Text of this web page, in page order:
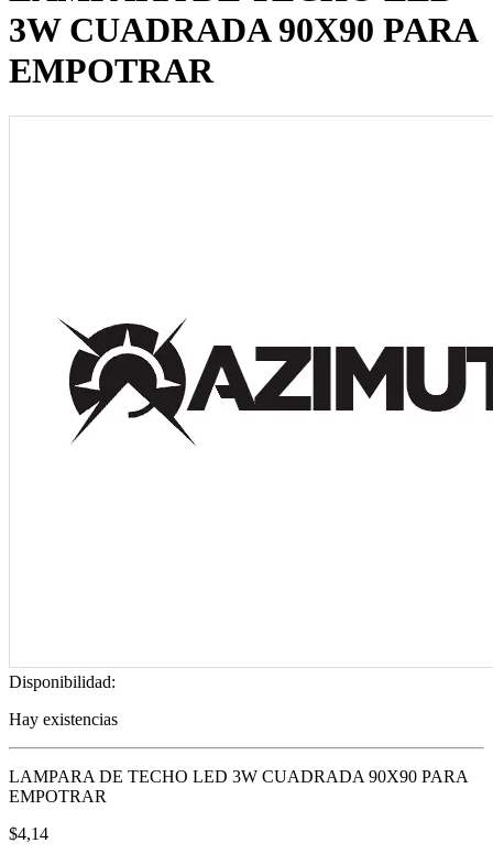
3W CUADRADA 90X90 PARA
EMPOTRAR
Disponibilidad:
Hay existencias
LAMPARA DE TECHO LED 3W CUADRADA 90X90 PARA
EMPOTRAR
$4,14